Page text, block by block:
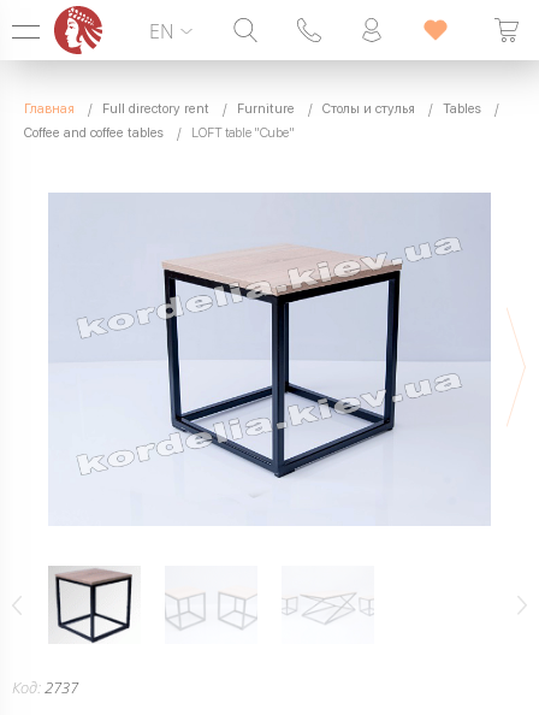
099 338 00 22
SEVEN DAYS A WEEK
EN
Главная Full directory rent Furniture Столы и стулья
Tables
Coffee and coffee tables
LOFT table "Cube"
Код:2737